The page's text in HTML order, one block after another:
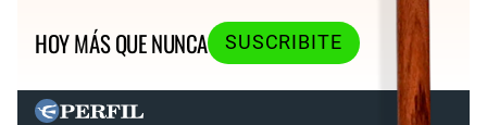
HOY MÁS QUE NUNCA
SUSCRIBITE